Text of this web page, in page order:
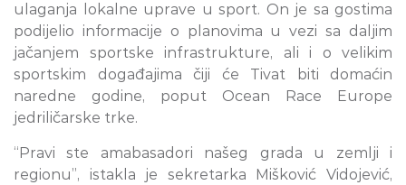
ulaganja lokalne uprave u sport. On je sa gostima
podijelio informacije o planovima u vezi sa daljim
jačanjem sportske infrastrukture, ali i o velikim
sportskim događajima čiji će Tivat biti domaćin
naredne godine, poput Ocean Race Europe
jedriličarske trke.
“Pravi ste amabasadori našeg grada u zemlji i
regionu”, istakla je sekretarka Mišković Vidojević,